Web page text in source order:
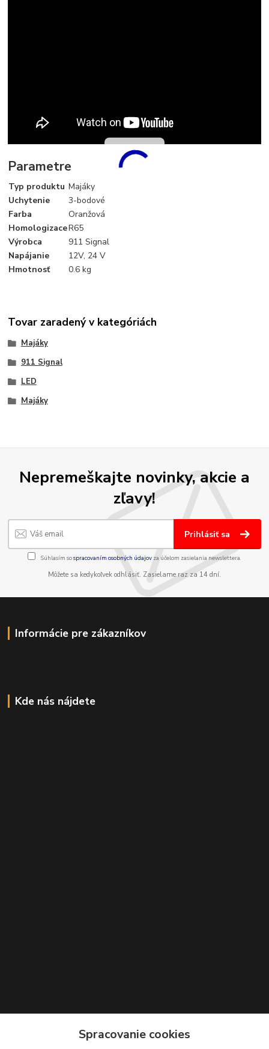
Parametre
Typ produktu Majáky
Uchytenie
3-bodové
Farba
Oranžová
HomologizaceR65
Výrobca
911 Signal
Napájanie
12V, 24 V
Hmotnosť
0.6 kg
Tovar zaradený v kategóriách
Majáky
911 Signal
LED
Majáky
Nepremeškajte novinky, akcie a
zľavy!
Prihlásiť sa
Súhlasím sospracovaním osobných údajov za účelom zasielania newslettera.
Môžete sa kedykoľvek odhlásiť. Zasielame raz za 14 dní.
Informácie pre zákazníkov
Kde nás nájdete
Spracovanie cookies